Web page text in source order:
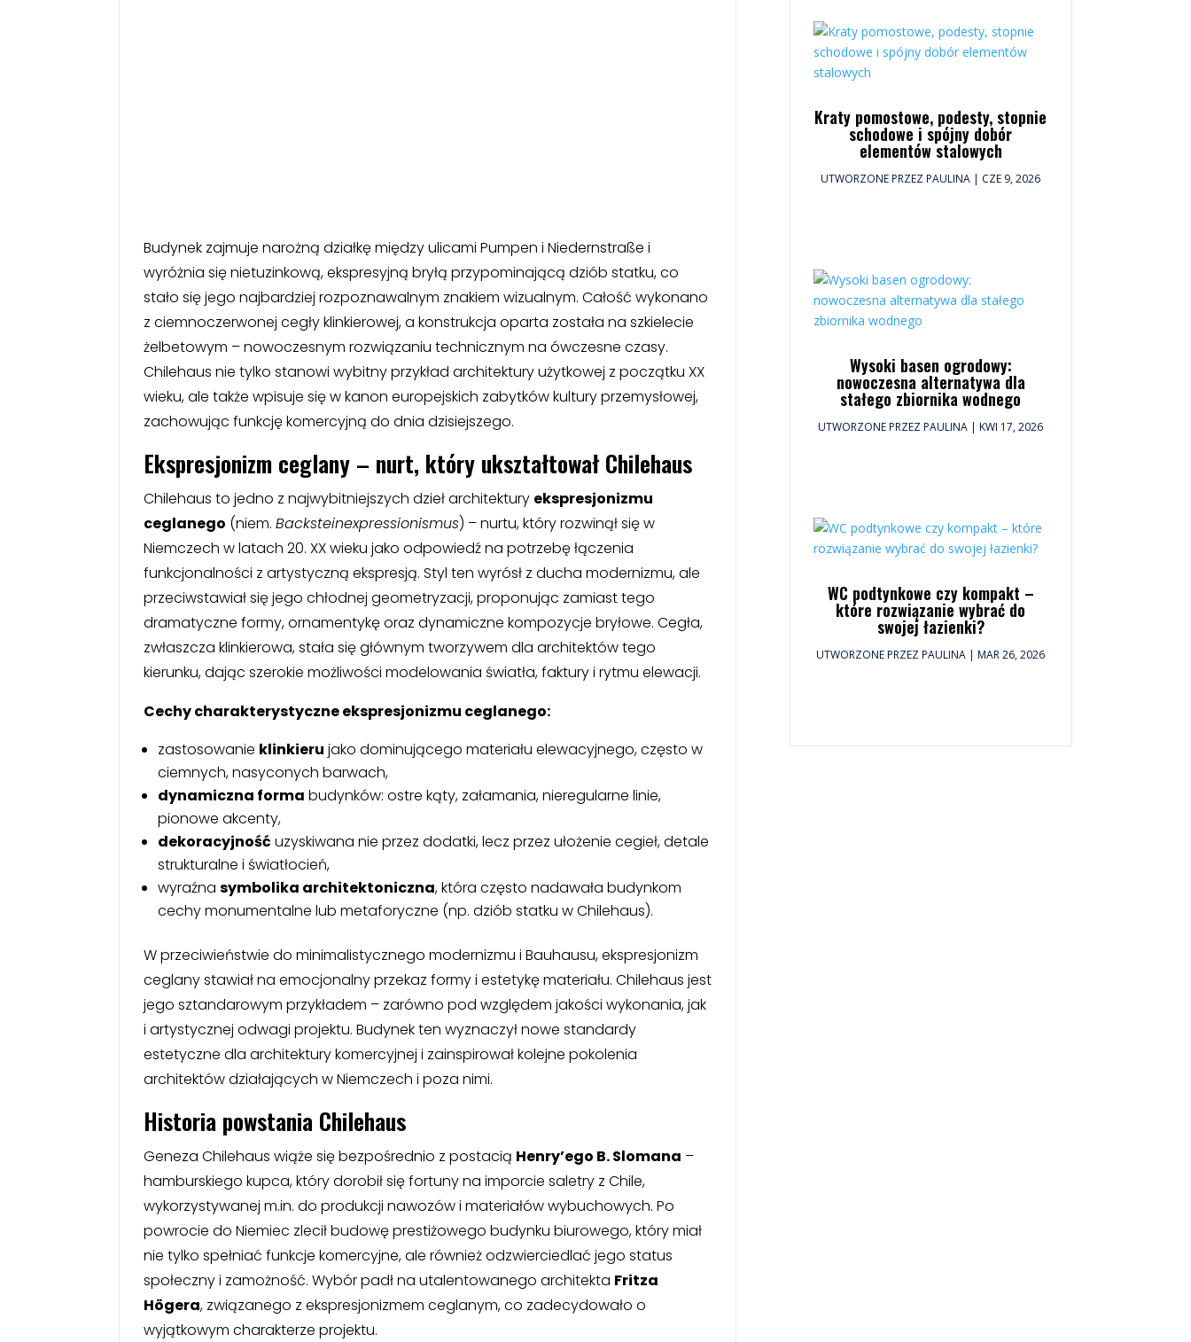
Budynek zajmuje narożną działkę między ulicami Pumpen i Niedernstraße i
wyróżnia się nietuzinkową, ekspresyjną bryłą przypominającą dziób statku, co
stało się jego najbardziej rozpoznawalnym znakiem wizualnym. Całość wykonano
z ciemnoczerwonej cegły klinkierowej, a konstrukcja oparta została na szkielecie
żelbetowym – nowoczesnym rozwiązaniu technicznym na ówczesne czasy.
Chilehaus nie tylko stanowi wybitny przykład architektury użytkowej z początku XX
wieku, ale także wpisuje się w kanon europejskich zabytków kultury przemysłowej,
zachowując funkcję komercyjną do dnia dzisiejszego.
Ekspresjonizm ceglany – nurt, który ukształtował Chilehaus
Chilehaus to jedno z najwybitniejszych dzieł architektury ekspresjonizmu
ceglanego (niem.Backsteinexpressionismus) – nurtu, który rozwinął się w
Niemczech w latach 20. XX wieku jako odpowiedź na potrzebę łączenia
funkcjonalności z artystyczną ekspresją. Styl ten wyrósł z ducha modernizmu, ale
przeciwstawiał się jego chłodnej geometryzacji, proponując zamiast tego
dramatyczne formy, ornamentykę oraz dynamiczne kompozycje bryłowe. Cegła,
zwłaszcza klinkierowa, stała się głównym tworzywem dla architektów tego
kierunku, dając szerokie możliwości modelowania światła, faktury i rytmu elewacji.
Cechy charakterystyczne ekspresjonizmu ceglanego:
zastosowanie klinkieru jako dominującego materiału elewacyjnego, często w
ciemnych, nasyconych barwach,
dynamiczna forma budynków: ostre kąty, załamania, nieregularne linie,
pionowe akcenty,
dekoracyjność uzyskiwana nie przez dodatki, lecz przez ułożenie cegieł, detale
strukturalne i światłocień,
wyraźnasymbolika architektoniczna, która często nadawała budynkom
cechy monumentalne lub metaforyczne (np. dziób statku w Chilehaus).
W przeciwieństwie do minimalistycznego modernizmu i Bauhausu, ekspresjonizm
ceglany stawiał na emocjonalny przekaz formy i estetykę materiału. Chilehaus jest
jego sztandarowym przykładem – zarówno pod względem jakości wykonania, jak
i artystycznej odwagi projektu. Budynek ten wyznaczył nowe standardy
estetyczne dla architektury komercyjnej i zainspirował kolejne pokolenia
architektów działających w Niemczech i poza nimi.
Historia powstania Chilehaus
Geneza Chilehaus wiąże się bezpośrednio z postacią Henry’ego B. Slomana –
hamburskiego kupca, który dorobił się fortuny na imporcie saletry z Chile,
wykorzystywanej m.in. do produkcji nawozów i materiałów wybuchowych. Po
powrocie do Niemiec zlecił budowę prestiżowego budynku biurowego, który miał
nie tylko spełniać funkcje komercyjne, ale również odzwierciedlać jego status
społeczny i zamożność. Wybór padł na utalentowanego architekta Fritza
Högera, związanego z ekspresjonizmem ceglanym, co zadecydowało o
wyjątkowym charakterze projektu.
Kraty pomostowe, podesty, stopnie
schodowe i spójny dobór
elementów stalowych
UTWORZONE PRZEZPAULINA | CZE 9, 2026
Wysoki basen ogrodowy:
nowoczesna alternatywa dla
stałego zbiornika wodnego
UTWORZONE PRZEZPAULINA |KWI 17, 2026
WC podtynkowe czy kompakt –
które rozwiązanie wybrać do
swojej łazienki?
UTWORZONE PRZEZPAULINA |MAR 26, 2026